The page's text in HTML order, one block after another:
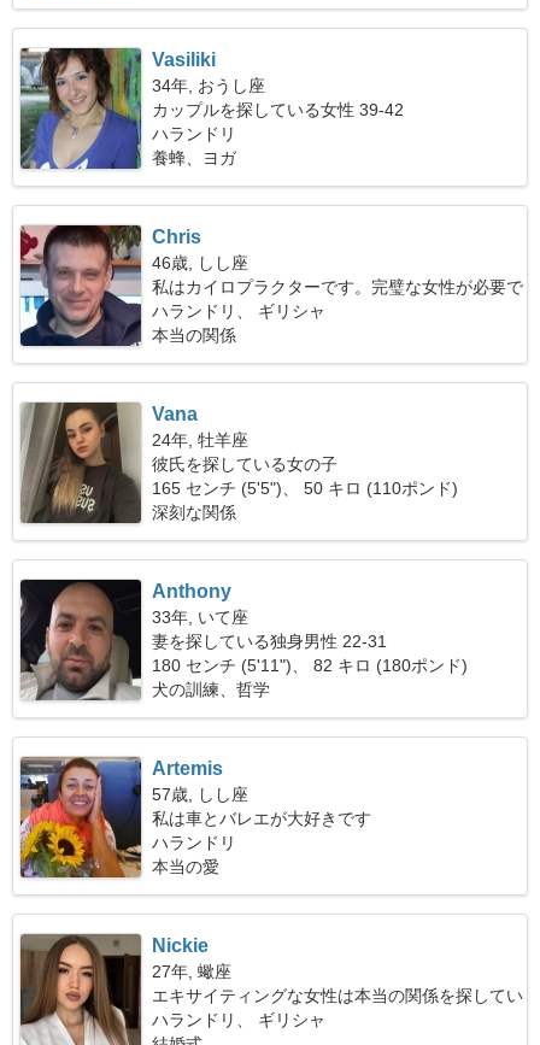
Vasiliki
34年, おうし座
カップルを探している女性 39-42
ハランドリ
養蜂、ヨガ
Chris
46歳, しし座
私はカイロプラクターです。完璧な女性が必要で
す
ハランドリ、 ギリシャ
本当の関係
Vana
24年, 牡羊座
彼氏を探している女の子
165 センチ (5'5")、 50 キロ (110ポンド)
深刻な関係
Anthony
33年, いて座
妻を探している独身男性 22-31
180 センチ (5'11")、 82 キロ (180ポンド)
犬の訓練、哲学
Artemis
57歳, しし座
私は車とバレエが大好きです
ハランドリ
本当の愛
Nickie
27年, 蠍座
エキサイティングな女性は本当の関係を探してい
ます
ハランドリ、 ギリシャ